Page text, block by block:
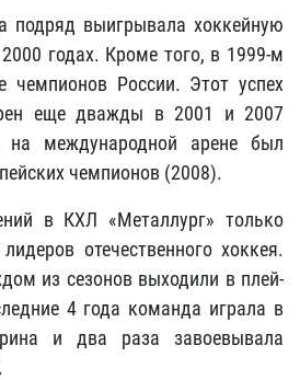
подряд выигрывала хоккейную
годах. Кроме того, в 1999-м
чемпионов России. Этот успех
еще дважды в 2001 и 2007
на международной арене был
чемпионов (2008).
в КХЛ «Металлург» только
отечественного хоккея.
из сезонов выходили в плей-
4 года команда играла в
и два раза завоевывала